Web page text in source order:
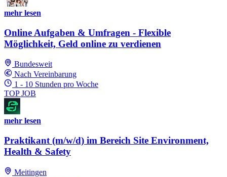
mehr lesen
Online Aufgaben & Umfragen - Flexible
Möglichkeit, Geld online zu verdienen
Bundesweit
Nach Vereinbarung
1 - 10 Stunden pro Woche
TOP JOB
mehr lesen
Praktikant (m/w/d) im Bereich Site Environment,
Health & Safety
Meitingen